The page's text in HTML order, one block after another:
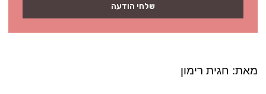
שלחי הודעה
מאת: חגית רימון